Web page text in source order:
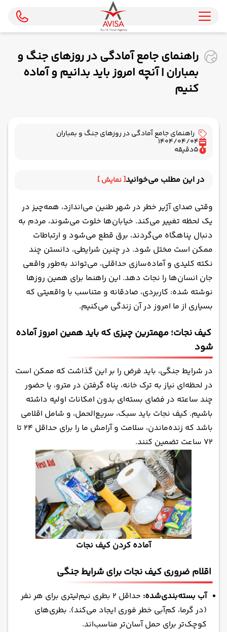
راهنمای جامع آمادگی در روزهای جنگ و
بمباران | آنچه امروز باید بدانیم و آماده
کنیم
راهنمای جامع آمادگی در روزهای جنگ و بمباران
1404/04/04
5دقیقه
در این مطلب می‌خوانید[ نمایش ]
شود
اقلام ضروری کیف نجات برای شرایط جنگی
شناسایی و دسترسی به پناهگاه های عمومی و مکان
های امن
مدارک و اطلاعات مهم را از قبل آماده کنید
مدیریت ارتباطات در صورت قطع برق و اینترنت
سلامت روان؛ درگیر اما مقاوم
چند توصیه دیگر برای روزهای خاص:
بقا فقط در آمادگی نیست، در آرامش هم هست
وقتی صدای آژیر خطر در شهر طنین می‌اندازد، همه‌چیز در
یک لحظه تغییر می‌کند. خیابان‌ها خلوت می‌شوند، مردم به
دنبال پناهگاه می‌گردند، برق قطع می‌شود و ارتباطات
ممکن است مختل شود. در چنین شرایطی، دانستن چند
نکته کلیدی و آماده‌سازی حداقلی، می‌تواند به‌طور واقعی
جان انسان‌ها را نجات دهد. این راهنما برای همین روزها
نوشته شده: کاربردی، صادقانه و متناسب با واقعیتی که
بسیاری از ما امروز در آن زندگی می‌کنیم.
کیف نجات؛ مهمترین چیزی که باید همین امروز آماده
شود
در شرایط جنگی، باید فرض را بر این گذاشت که ممکن است
در لحظه‌ای نیاز به ترک خانه، پناه گرفتن در مترو، یا حضور
چند ساعته در فضای بسته‌ای بدون امکانات اولیه داشته
باشیم. کیف نجات باید سبک، سریع‌الحمل، و شامل اقلامی
باشد که زنده‌ماندن، سلامت و آرامش ما را برای حداقل ۲۴ تا
۷۲ ساعت تضمین کنند.
آماده کردن کیف نجات
اقلام ضروری کیف نجات برای شرایط جنگی
آب بسته‌بندی‌شده:
حداقل ۲ بطری نیم‌لیتری برای هر نفر
(در گرما، کم‌آبی خطر فوری ایجاد می‌کند). بطری‌های
کوچک‌تر برای حمل آسان‌تر مناسب‌اند.